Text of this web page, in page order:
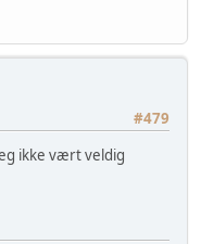
#479
ikke vært veldig